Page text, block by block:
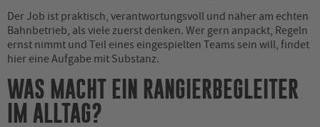
Der Job ist praktisch, verantwortungsvoll und näher am echten
Bahnbetrieb, als viele zuerst denken. Wer gern anpackt, Regeln
ernst nimmt und Teil eines eingespielten Teams sein will, findet
hier eine Aufgabe mit Substanz.
WAS MACHT EIN RANGIERBEGLEITER
IM ALLTAG?